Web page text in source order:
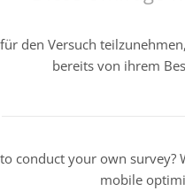
den Versuch
bereits von ihrem
conduct your own survey?
mobile